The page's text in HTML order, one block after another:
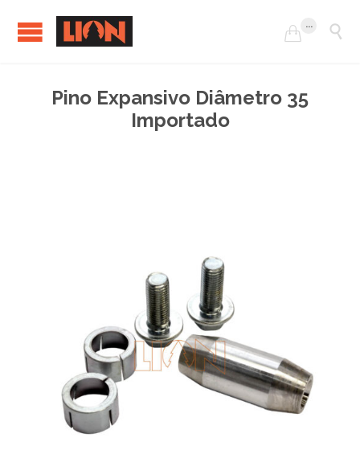

... 
Pino Expansivo Diâmetro 35
Importado